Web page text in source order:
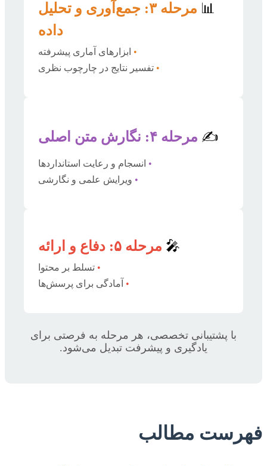
📊
مرحله ۳: جمع‌آوری و تحلیل
داده
• ابزارهای آماری پیشرفته
• تفسیر نتایج در چارچوب نظری
✍️ مرحله ۴: نگارش متن اصلی
• انسجام و رعایت استانداردها
• ویرایش علمی و نگارشی
🎤 مرحله ۵: دفاع و ارائه
• تسلط بر محتوا
• آمادگی برای پرسش‌ها
با پشتیبانی تخصصی، هر مرحله به فرصتی برای
یادگیری و پیشرفت تبدیل می‌شود.
فهرست مطالب